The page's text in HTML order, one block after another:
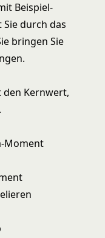
Beispiel-
durch das
bringen Sie
Kernwert,
Moment